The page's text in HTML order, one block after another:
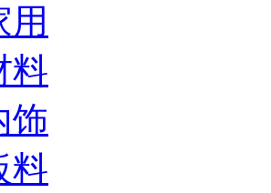
用
料
饰
料